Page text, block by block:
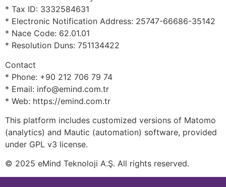
* Tax ID: 3332584631
* Electronic Notification Address: 25747-66686-35142
* Nace Code: 62.01.01
* Resolution Duns: 751134422
Contact
* Phone: +90 212 706 79 74
* Email: info@emind.com.tr
* Web: https://emind.com.tr
This platform includes customized versions of Matomo
(analytics) and Mautic (automation) software, provided
under GPL v3 license.
© 2025 eMind Teknoloji A.Ş. All rights reserved.